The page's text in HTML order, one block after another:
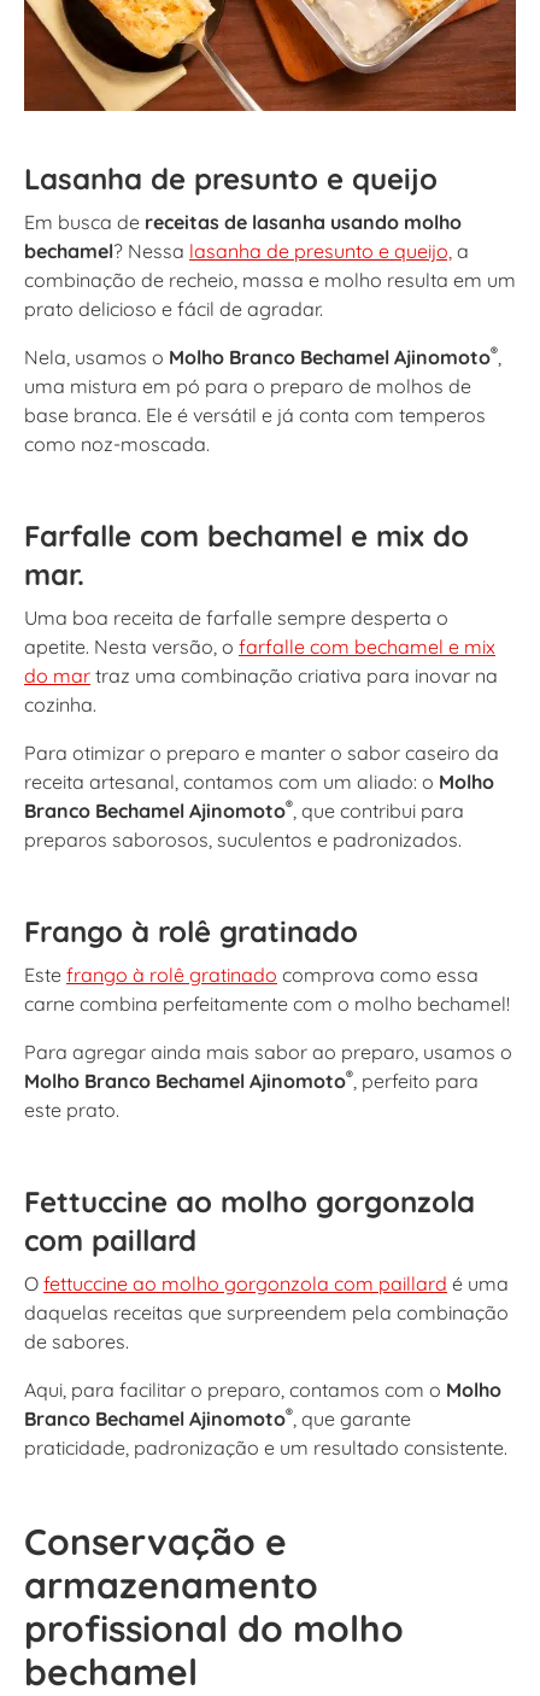
Lasanha de presunto e queijo
Em busca de receitas de lasanha usando molho
bechamel? Nessa lasanha de presunto e queijo, a
combinação de recheio, massa e molho resulta em um
prato delicioso e fácil de agradar.
Nela, usamos o Molho Branco Bechamel Ajinomoto®
uma mistura em pó para o preparo de molhos de
base branca. Ele é versátil e já conta com temperos
como noz-moscada.
Farfalle com bechamel e mix do
mar.
Uma boa receita de farfalle sempre desperta o
apetite. Nesta versão, o farfalle com bechamel e mix
do mar traz uma combinação criativa para inovar na
cozinha.
Para otimizar o preparo e manter o sabor caseiro da
receita artesanal, contamos com um aliado: o Molho
Branco Bechamel Ajinomoto® , que contribui para
preparos saborosos, suculentos e padronizados.
Frango à rolê gratinado
Este frango à rolê gratinado comprova como essa
carne combina perfeitamente com o molho bechamel!
Para agregar ainda mais sabor ao preparo, usamos o
Molho Branco Bechamel Ajinomoto® , perfeito para
este prato.
Fettuccine ao molho gorgonzola
com paillard
O fettuccine ao molho gorgonzola com paillard é uma
daquelas receitas que surpreendem pela combinação
de sabores.
Aqui, para facilitar o preparo, contamos com o Molho
Branco Bechamel Ajinomoto® , que garante
praticidade, padronização e um resultado consistente.
Conservação e
armazenamento
profissional do molho
bechamel